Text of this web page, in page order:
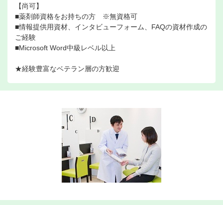
【尚可】
■薬剤師資格をお持ちの方 ※無資格可
■情報提供用資材、インタビューフォーム、FAQの資材作成の
ご経験
■Microsoft Word中級レベル以上
★経験豊富なベテラン層の方歓迎